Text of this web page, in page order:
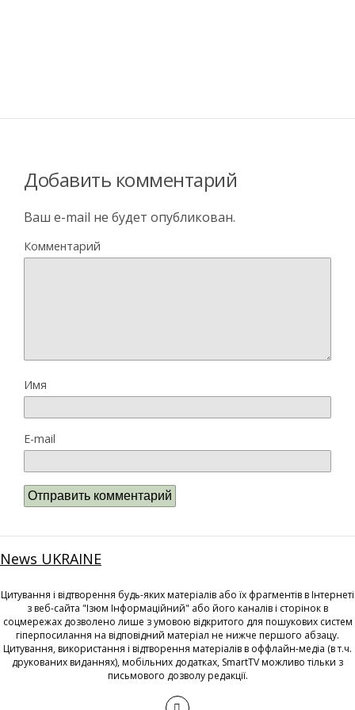
Добавить комментарий
Ваш e-mail не будет опубликован.
Комментарий
Имя
E-mail
News UKRAINE
Цитування і відтворення будь-яких матеріалів або їх фрагментів в Інтернеті
з веб-сайта "Ізюм Інформаційний" або його каналів і сторінок в
соцмережах дозволено лише з умовою відкритого для пошукових систем
гіперпосилання на відповідний матеріал не нижче першого абзацу.
Цитування, використання і відтворення матеріалів в оффлайн-медіа (в т.ч.
друкованих виданнях), мобільних додатках, SmartTV можливо тільки з
письмового дозволу редакції.